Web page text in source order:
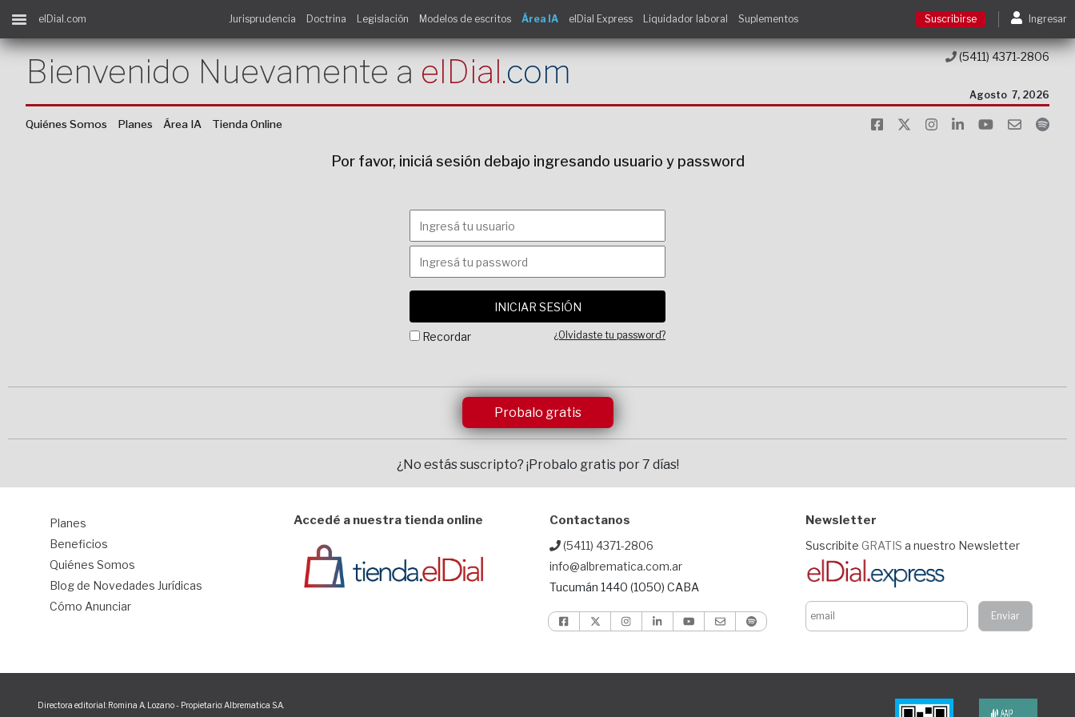
Suscribirse
Ingresar
elDial.com Jurisprudencia Doctrina Legislación Modelos de escritos Área IA elDial Express Liquidador laboral Suplementos Suscribirse Ingresar
Bienvenido Nuevamente a elDial.com
Agosto 7, 2026
(5411) 4371-2806
Quiénes Somos Planes Área IA Tienda Online
Por favor, iniciá sesión debajo ingresando usuario y password
Recordar ¿Olvidaste tu password?
Probalo gratis
¿No estás suscripto? ¡Probalo gratis por 7 días!
Planes
Beneficios
Quiénes Somos
Blog de Novedades Jurídicas
Cómo Anunciar
Accedé a nuestra tienda online Contactanos
(5411) 4371-2806
info@albrematica.com.ar
Tucumán 1440 (1050) CABA
Newsletter
Suscribite GRATIS a nuestro Newsletter
Directora editorial: Romina A. Lozano - Propietario: Albrematica S.A.